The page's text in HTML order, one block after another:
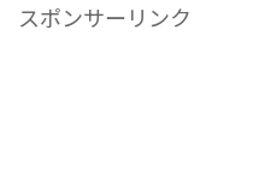
スポンサーリンク